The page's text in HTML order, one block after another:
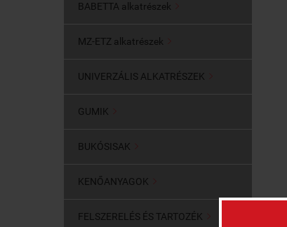
BABETTA alkatrészek
MZ-ETZ alkatrészek
UNIVERZÁLIS ALKATRÉSZEK
GUMIK
BUKÓSISAK
KENŐANYAGOK
FELSZERELÉS ÉS TARTOZÉK